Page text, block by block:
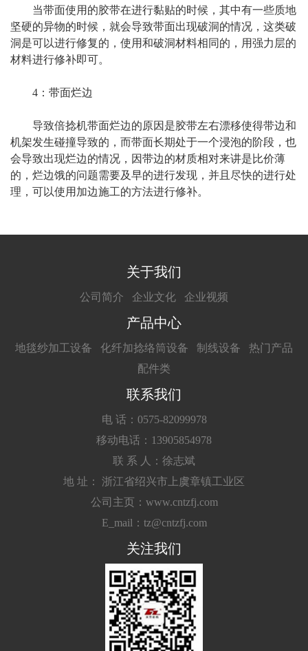
当带面使用的胶带在进行黏贴的时候，其中有一些质地
坚硬的异物的时候，就会导致带面出现破洞的情况，这类破
洞是可以进行修复的，使用和破洞材料相同的，用强力层的
材料进行修补即可。
4：带面烂边
导致倍捻机带面烂边的原因是胶带左右漂移使得带边和
机架发生碰撞导致的，而带面长期处于一个浸泡的阶段，也
会导致出现烂边的情况，因带边的材质相对来讲是比价薄
的，烂边饿的问题需要及早的进行发现，并且尽快的进行处
理，可以使用加边施工的方法进行修补。
关于我们
公司简介 企业文化 企业视频
产品中心
地毯纱加工设备 化纤加捻络筒设备 制线设备
热门产品
配件类
联系我们
电 话：0575-82099978
移动电话：13905854978
联 系 人：徐志斌
地 址： 浙江省绍兴市上虞章镇工业区
公司主页：www.cntzfj.com
E_mail：tz@cntzfj.com
关注我们